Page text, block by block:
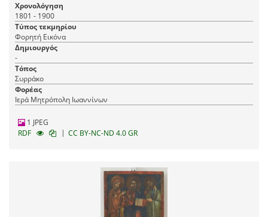
Χρονολόγηση
1801 - 1900
Τύπος τεκμηρίου
Φορητή Εικόνα
Δημιουργός
-
Τόπος
Συρράκο
Φορέας
Ιερά Μητρόπολη Ιωαννίνων
1 JPEG
RDF
| CC BY-NC-ND 4.0 GR